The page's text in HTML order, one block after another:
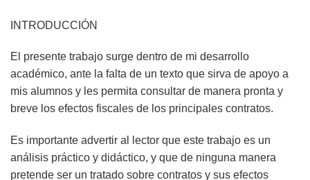
INTRODUCCIÓN
El presente trabajo surge dentro de mi desarrollo
académico, ante la falta de un texto que sirva de apoyo a
mis alumnos y les permita consultar de manera pronta y
breve los efectos fiscales de los principales contratos.
Es importante advertir al lector que este trabajo es un
análisis práctico y didáctico, y que de ninguna manera
pretende ser un tratado sobre contratos y sus efectos